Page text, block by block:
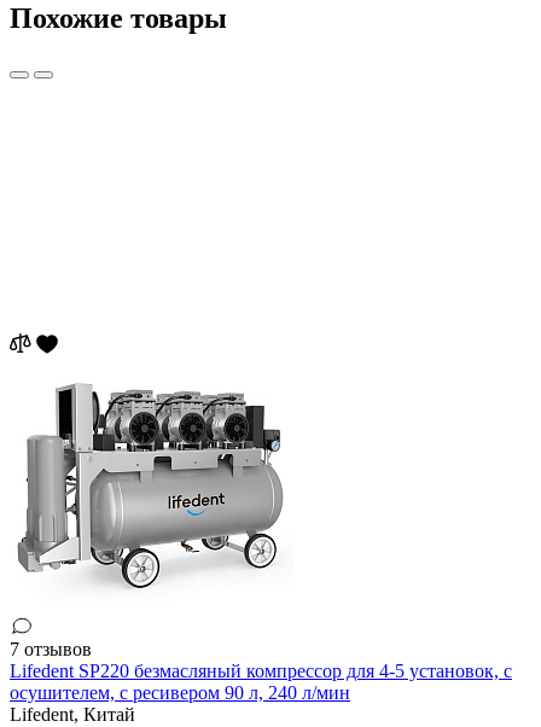
Похожие товары
7 отзывов
Lifedent SP220 безмасляный компрессор для 4-5 установок, с
осушителем, с ресивером 90 л, 240 л/мин
Lifedent, Китай